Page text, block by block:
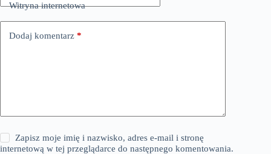
Witryna internetowa
Dodaj komentarz *
Zapisz moje imię i nazwisko, adres e-mail i stronę
internetową w tej przeglądarce do następnego komentowania.